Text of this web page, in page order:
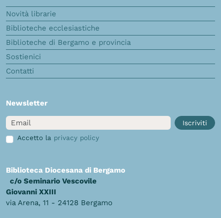
Novità librarie
Biblioteche ecclesiastiche
Biblioteche di Bergamo e provincia
Sostienici
Contatti
Newsletter
Email
Iscriviti
Accetto la privacy policy
Biblioteca Diocesana di Bergamo
c/o Seminario Vescovile
Giovanni XXIII
via Arena, 11 - 24128 Bergamo